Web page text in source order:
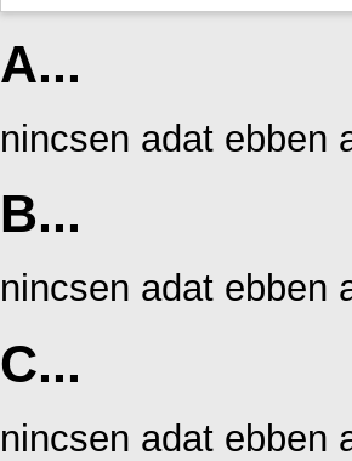
A...
nincsen adat ebben
B...
nincsen adat ebben
C...
nincsen adat ebben